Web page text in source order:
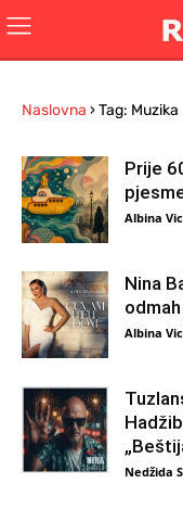
Naslovna ›Tag: Muzika
Prije
Albina
Nina
Albina
Nedžida